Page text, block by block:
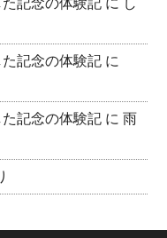
記念の体験記 に
記念の体験記 に雨